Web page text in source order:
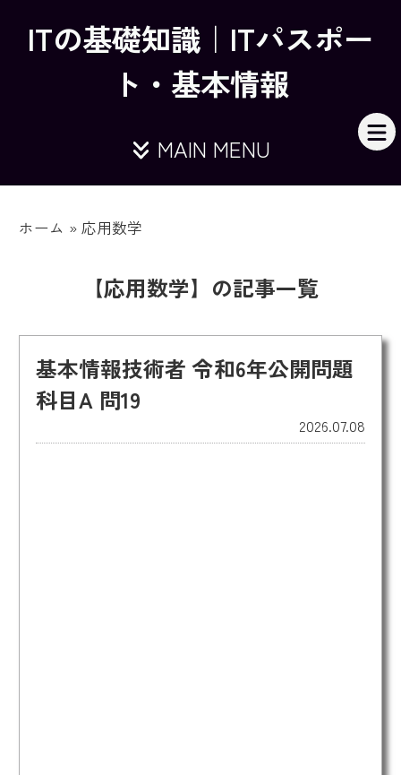
ITの基礎知識｜ITパスポー
ト・基本情報
MAIN MENU
ホーム »応用数学
【応用数学】の記事一覧
基本情報技術者 令和6年公開問題
科目A 問19
2026.07.08